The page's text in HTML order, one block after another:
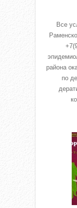
Все
района
по